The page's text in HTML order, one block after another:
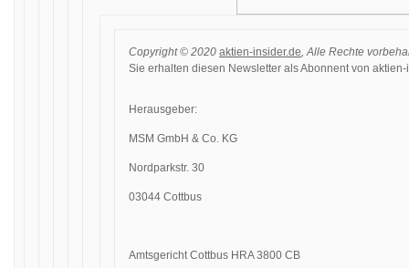
Copyright © 2020 aktien-insider.de, Alle Rechte
Sie erhalten diesen Newsletter als Abonnent von aktien-
Herausgeber:
MSM GmbH & Co. KG
Nordparkstr. 30
03044 Cottbus
Amtsgericht Cottbus HRA 3800 CB